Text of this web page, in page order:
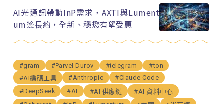
AI光通訊帶動InP需求，AXTI與Lument
um簽長約，全新、穩懋有望受惠
#gram #Parvel Durov #telegram
#ton
#AI編碼工具
#Anthropic
#Claude Code
#DeepSeek
#AI #AI 供應鏈
#AI 資料中心